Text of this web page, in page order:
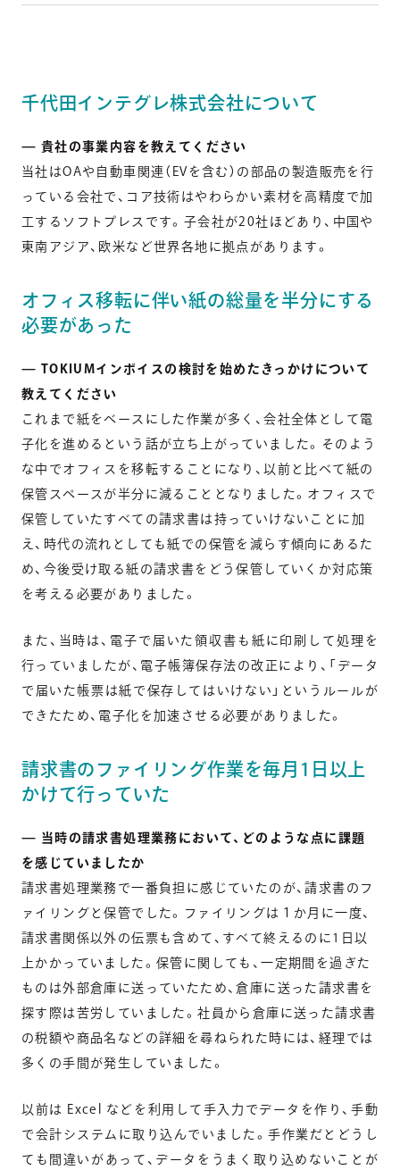
千代田インテグレ株式会社について
— 貴社の事業内容を教えてください
当社はOAや自動車関連（EVを含む）の部品の製造販売を行
っている会社で、コア技術はやわらかい素材を高精度で加
工するソフトプレスです。子会社が20社ほどあり、中国や
東南アジア、欧米など世界各地に拠点があります。
オフィス移転に伴い紙の総量を半分にする
必要があった
— TOKIUMインボイスの検討を始めたきっかけについて
教えてください
これまで紙をベースにした作業が多く、会社全体として電
子化を進めるという話が立ち上がっていました。そのよう
な中でオフィスを移転することになり、以前と比べて紙の
保管スペースが半分に減ることとなりました。オフィスで
保管していたすべての請求書は持っていけないことに加
え、時代の流れとしても紙での保管を減らす傾向にあるた
め、今後受け取る紙の請求書をどう保管していくか対応策
を考える必要がありました。
また、当時は、電子で届いた領収書も紙に印刷して処理を
行っていましたが、電子帳簿保存法の改正により、「データ
で届いた帳票は紙で保存してはいけない」というルールが
できたため、電子化を加速させる必要がありました。
請求書のファイリング作業を毎月1日以上
かけて行っていた
— 当時の請求書処理業務において、どのような点に課題
を感じていましたか
請求書処理業務で一番負担に感じていたのが、請求書のフ
ァイリングと保管でした。ファイリングは１か月に一度、
請求書関係以外の伝票も含めて、すべて終えるのに1日以
上かかっていました。保管に関しても、一定期間を過ぎた
ものは外部倉庫に送っていたため、倉庫に送った請求書を
探す際は苦労していました。社員から倉庫に送った請求書
の税額や商品名などの詳細を尋ねられた時には、経理では
多くの手間が発生していました。
以前は Excel などを利用して手入力でデータを作り、手動
で会計システムに取り込んでいました。手作業だとどうし
ても間違いがあって、データをうまく取り込めないことが